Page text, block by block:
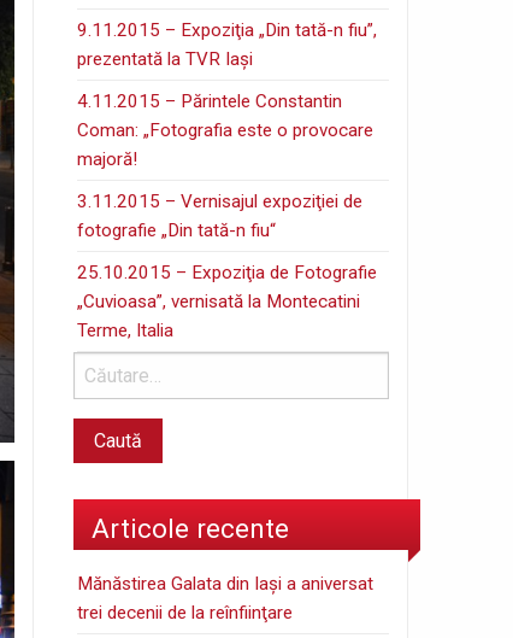
9.11.2015 – Expoziţia „Din tată-n fiu”,
prezentată la TVR Iaşi
4.11.2015 – Părintele Constantin
Coman: „Fotografia este o provocare
majoră!
3.11.2015 – Vernisajul expoziţiei de
fotografie „Din tată-n fiu“
25.10.2015 – Expoziţia de Fotografie
„Cuvioasa”, vernisată la Montecatini
Terme, Italia
Articole recente
Mănăstirea Galata din Iaşi a aniversat
trei decenii de la reînfiinţare